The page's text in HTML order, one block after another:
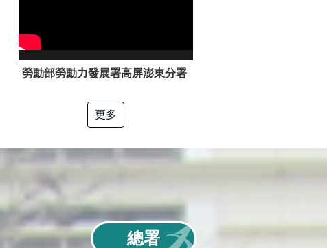
勞動部勞動力發展署高屏澎東分署「電工冷凍」職類介紹
更多
總署